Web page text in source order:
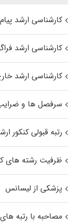
کارشناسی ارشد
کارشناسی ارشد
کارشناسی ارشد
سرفصل ها و
رتبه قبولی کنکور
ظرفیت رشته های
پزشکی از لیسانس
مصاحبه با رتبه های